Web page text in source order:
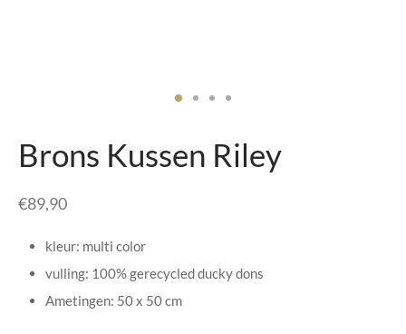
Brons Kussen Riley
€89,90
kleur: multi color
vulling: 100% gerecycled ducky dons
Ametingen: 50 x 50 cm
Chique